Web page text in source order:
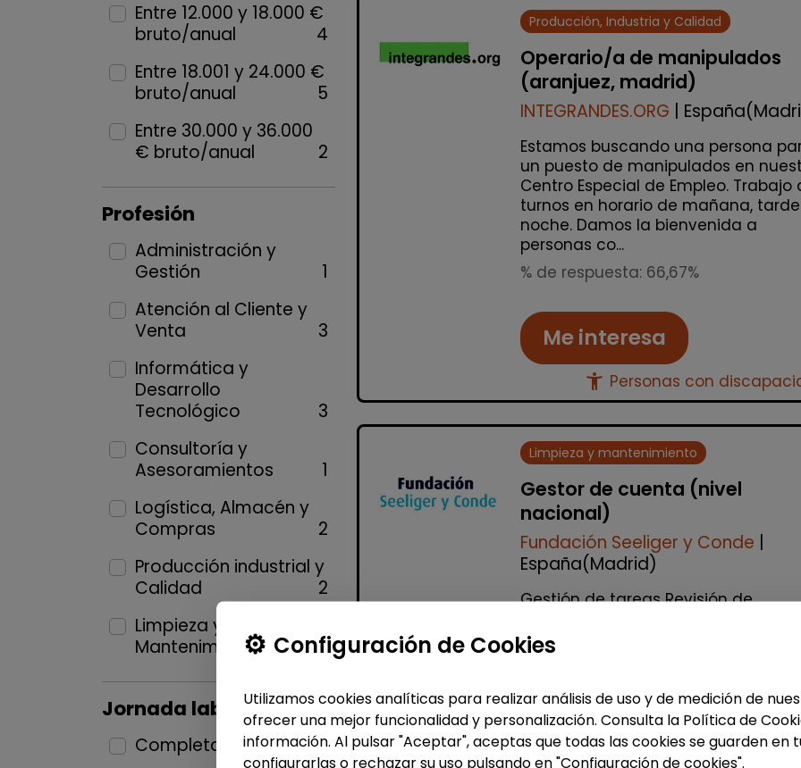
Entre 12.000 y 18.000 €
bruto/anual
4
Entre 18.001 y 24.000 €
bruto/anual
5
Entre 30.000 y 36.000
€ bruto/anual
2
Profesión
Administración y
Gestión
1
Atención al Cliente y
Venta
3
Informática y
Desarrollo
Tecnológico
3
Consultoría y
Asesoramientos
1
Logística, Almacén y
Compras
2
Producción industrial y
Calidad
2
Limpieza y
Mantenimiento
2
Jornada laboral
Completa 11
Producción, Industria y Calidad
Operario/a de manipulados
(aranjuez, madrid)
INTEGRANDES.ORG |
Estamos buscando una persona
un puesto de manipulados en
Centro Especial de Empleo. Trabajo
turnos en horario de mañana,
noche. Damos la bienvenida a
personas co...
% de respuesta: 66,67%
Me interesa
accessibility_new Personas con
Limpieza y mantenimiento
Gestor de cuenta (nivel
nacional)
Fundación Seeliger y Conde
España(Madrid)
Gestión de tareas Revisión de
Auditorías internas y gestión de
incidencias Realización de visitas a
% de respuesta: 100,00%
Configuración de Cookies
Utilizamos cookies analíticas para realizar análisis de uso y de medición de
ofrecer una mejor funcionalidad y personalización. Consulta la Política de
información. Al pulsar "Aceptar", aceptas que todas las cookies se guarden en
configurarlas o rechazar su uso pulsando en "Configuración de cookies".